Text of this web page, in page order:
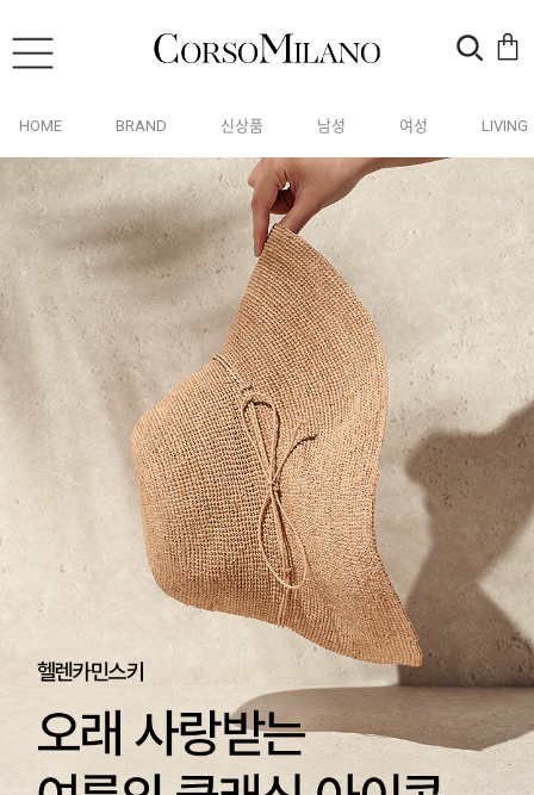
HOME BRAND 신상품 남성 여성 LIVING